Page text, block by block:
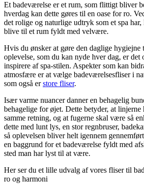
Et badeværelse er et rum, som flittigt bliver
hverdag kan dette gøres til en oase for ro.
det rolige og naturlige udtryk som et spa
blive til et rum fyldt med velvære.
Hvis du ønsker at gøre den daglige
oplevelse, som du kan nyde hver dag, er det
inspirere af spa-stilen. Aspekter som kan
atmosfære er at vælge badeværelsesfliser i
som også erstore fliser.
Især varme nuancer danner en behagelig
behagelige for øjet. Dette betyder, at
samme retning, og at fugerne skal være så
dette med lunt lys, en stor regnbruser,
så oplevelsen bliver helt igennem
en baggrund for et badeværelse fyldt med
sted man har lyst til at være.
Her ser du et lille udvalg af vores fliser til
ro og harmoni